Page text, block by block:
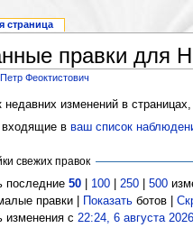
правки для
Феоктистович
недавних изменений в
в ваш список
свежих правок
последние50 100 |250 |500
правки | Показать ботов |
изменения с22:24, 6 августа
страница